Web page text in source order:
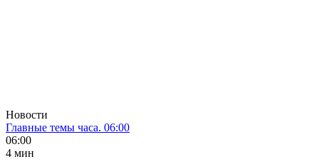
Новости
Главные темы часа. 06:00
06:00
4 мин